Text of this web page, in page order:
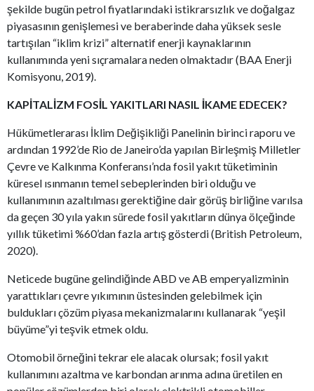
şekilde bugün petrol fiyatlarındaki istikrarsızlık ve doğalgaz
piyasasının genişlemesi ve beraberinde daha yüksek sesle
tartışılan “iklim krizi” alternatif enerji kaynaklarının
kullanımında yeni sıçramalara neden olmaktadır (BAA Enerji
Komisyonu, 2019).
KAPİTALİZM FOSİL YAKITLARI NASIL İKAME EDECEK?
Hükümetlerarası İklim Değişikliği Panelinin birinci raporu ve
ardından 1992’de Rio de Janeiro’da yapılan Birleşmiş Milletler
Çevre ve Kalkınma Konferansı’nda fosil yakıt tüketiminin
küresel ısınmanın temel sebeplerinden biri olduğu ve
kullanımının azaltılması gerektiğine dair görüş birliğine varılsa
da geçen 30 yıla yakın sürede fosil yakıtların dünya ölçeğinde
yıllık tüketimi %60’dan fazla artış gösterdi (British Petroleum,
2020).
Neticede bugüne gelindiğinde ABD ve AB emperyalizminin
yarattıkları çevre yıkımının üstesinden gelebilmek için
buldukları çözüm piyasa mekanizmalarını kullanarak “yeşil
büyüme”yi teşvik etmek oldu.
Otomobil örneğini tekrar ele alacak olursak; fosil yakıt
kullanımını azaltma ve karbondan arınma adına üretilen en